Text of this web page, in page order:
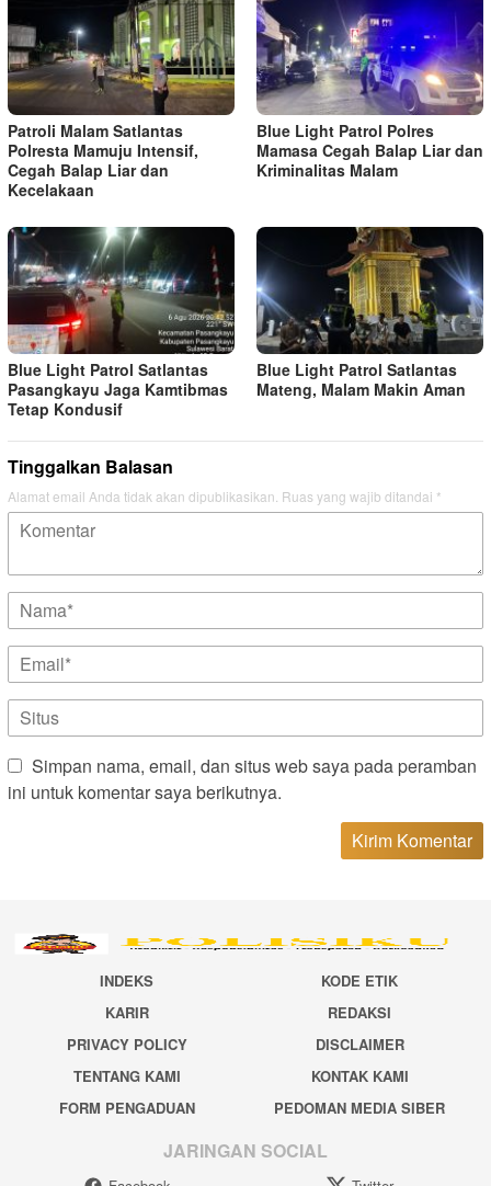
Patroli Malam Satlantas
Polresta Mamuju Intensif,
Cegah Balap Liar dan
Kecelakaan
Blue Light Patrol Polres
Mamasa Cegah Balap Liar dan
Kriminalitas Malam
Blue Light Patrol Satlantas
Pasangkayu Jaga Kamtibmas
Tetap Kondusif
Blue Light Patrol Satlantas
Mateng, Malam Makin Aman
Tinggalkan Balasan
Alamat email Anda tidak akan dipublikasikan. Ruas yang wajib ditandai *
Simpan nama, email, dan situs web saya pada peramban
ini untuk komentar saya berikutnya.
INDEKS
KODE ETIK
KARIR
REDAKSI
PRIVACY POLICY
DISCLAIMER
TENTANG KAMI
KONTAK KAMI
FORM PENGADUAN
PEDOMAN MEDIA SIBER
JARINGAN SOCIAL